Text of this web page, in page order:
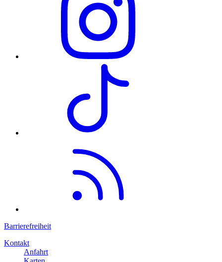
Barrierefreiheit
Kontakt
Anfahrt